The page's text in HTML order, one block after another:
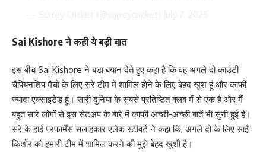
Sai Kishore ने कही ये बड़ी बात
इस बीच Sai Kishore ने बड़ा बयान देते हुए कहा है कि वह अगले दो काउंटी
चैंपियनशिप मैचों के लिए सरे टीम में शामिल होने के लिए बेहद खुश हूं और काफी
ज्यादा एक्साइटेड हूं। सारी दुनिया के सबसे प्रतिष्ठित क्लब में से एक है और मैं
बहुत सारे लोगों से इस सेटअप के बारे में काफी अच्छी-अच्छी बातें भी सुनी हुई है।
सरे के हाई परफार्मेंस सलाहकार एलेक स्टीवर्ट ने कहा कि, अगले दो के लिए साईं
किशोर को हमारी टीम में शामिल करने की मुझे बेहद खुशी है।